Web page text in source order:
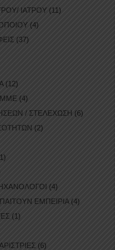
ΙΑΤΡΟΥ (11)
(4)
(37)
(12)
ΜΜΕ (4)
/ ΣΤΕΛΕΧΩΣΗ (6)
(2)
(4)
ΕΜΠΕΙΡΙΑ (4)
(1)
(6)